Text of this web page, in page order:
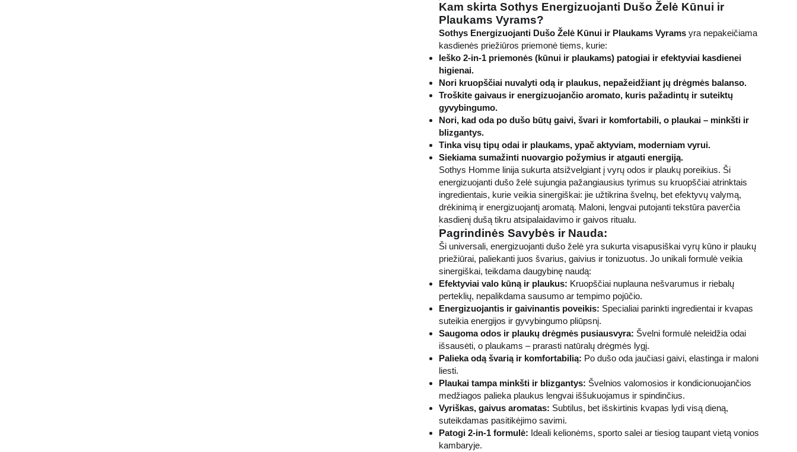
Kam skirta Sothys Energizuojanti Dušo Želė Kūnui ir
Plaukams Vyrams?
Sothys Energizuojanti Dušo Želė Kūnui ir Plaukams Vyrams yra nepakeičiama
kasdienės priežiūros priemonė tiems, kurie:
Ieško 2-in-1 priemonės (kūnui ir plaukams) patogiai ir efektyviai kasdienei
higienai.
Nori kruopščiai nuvalyti odą ir plaukus, nepažeidžiant jų drėgmės balanso.
Troškite gaivaus ir energizuojančio aromato, kuris pažadintų ir suteiktų
gyvybingumo.
Nori, kad oda po dušo būtų gaivi, švari ir komfortabili, o plaukai – minkšti ir
blizgantys.
Tinka visų tipų odai ir plaukams, ypač aktyviam, moderniam vyrui.
Siekiama sumažinti nuovargio požymius ir atgauti energiją.
Sothys Homme linija sukurta atsižvelgiant į vyrų odos ir plaukų poreikius. Ši
energizuojanti dušo želė sujungia pažangiausius tyrimus su kruopščiai atrinktais
ingredientais, kurie veikia sinergiškai: jie užtikrina švelnų, bet efektyvų valymą,
drėkinimą ir energizuojantį aromatą. Maloni, lengvai putojanti tekstūra paverčia
kasdienį dušą tikru atsipalaidavimo ir gaivos ritualu.
Pagrindinės Savybės ir Nauda:
Ši universali, energizuojanti dušo želė yra sukurta visapusiškai vyrų kūno ir plaukų
priežiūrai, paliekanti juos švarius, gaivius ir tonizuotus. Jo unikali formulė veikia
sinergiškai, teikdama daugybinę naudą:
Efektyviai valo kūną ir plaukus: Kruopščiai nuplauna nešvarumus ir riebalų
perteklių, nepalikdama sausumo ar tempimo pojūčio.
Energizuojantis ir gaivinantis poveikis: Specialiai parinkti ingredientai ir kvapas
suteikia energijos ir gyvybingumo pliūpsnį.
Saugoma odos ir plaukų drėgmės pusiausvyra: Švelni formulė neleidžia odai
išsausėti, o plaukams – prarasti natūralų drėgmės lygį.
Palieka odą švarią ir komfortabilią: Po dušo oda jaučiasi gaivi, elastinga ir maloni
liesti.
Plaukai tampa minkšti ir blizgantys: Švelnios valomosios ir kondicionuojančios
medžiagos palieka plaukus lengvai iššukuojamus ir spindinčius.
Vyriškas, gaivus aromatas: Subtilus, bet išskirtinis kvapas lydi visą dieną,
suteikdamas pasitikėjimo savimi.
Patogi 2-in-1 formulė: Ideali kelionėms, sporto salei ar tiesiog taupant vietą vonios
kambaryje.